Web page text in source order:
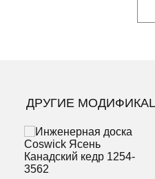
ДРУГИЕ